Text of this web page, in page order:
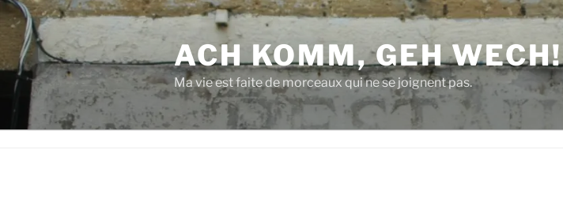
Zum
Inhalt
springen
ACH KOMM, GEH WECH!
Ma vie est faite de morceaux qui ne se joignent pas.